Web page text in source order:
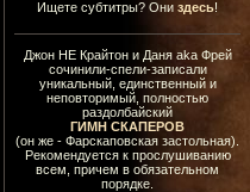
Ищете субтитры? Они здесь!
Джон НЕ Крайтон и Даня aka Фрей
сочинили-спели-записали
уникальный, единственный и
неповторимый, полностью
раздолбайский
ГИМН СКАПЕРОВ
(он же - Фарскаповская застольная).
Рекомендуется к прослушиванию
всем, причем в обязательном
порядке.